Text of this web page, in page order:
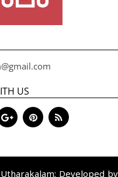
US
Developed by